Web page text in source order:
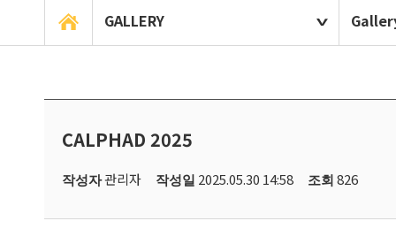
GALLERY
CALPHAD 2025
작성자관리자 작성일 2025.05.30 14:58 조회 826